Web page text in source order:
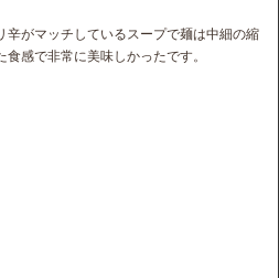
辛がマッチしているスープで麺は中細の縮
感で非常に美味しかったです。